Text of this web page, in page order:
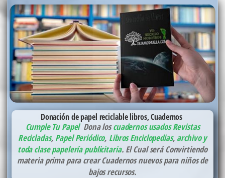
Donación de papel reciclable libros, Cuadernos
Cumple Tu Papel Dona loscuadernos usados Revistas
Recicladas, Papel Periódico, Libros Enciclopedias, archivo y
toda clase papelería publicitaria. El Cual será Convirtiendo
materia prima para crear Cuadernos nuevos para niños de
bajos recursos.